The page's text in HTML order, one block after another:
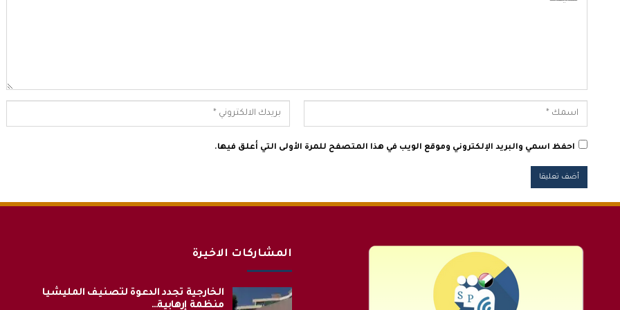
احفظ اسمي والبريد الإلكتروني وموقع الويب في هذا المتصفح للمرة الأولى التي أعلق فيها.
المشاركات الاخيرة
الخارجية تجدد الدعوة لتصنيف المليشيا
منظمة إرهابية…